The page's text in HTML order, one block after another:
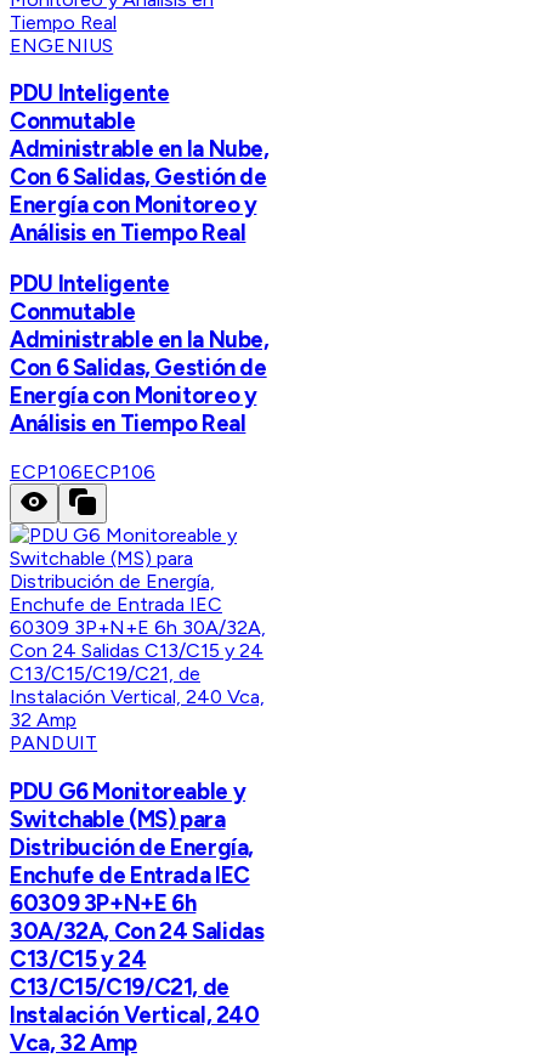
ENGENIUS
PDU Inteligente
Conmutable
Administrable en la Nube,
Con 6 Salidas, Gestión de
Energía con Monitoreo y
Análisis en Tiempo Real
PDU Inteligente
Conmutable
Administrable en la Nube,
Con 6 Salidas, Gestión de
Energía con Monitoreo y
Análisis en Tiempo Real
ECP106ECP106
PANDUIT
PDU G6 Monitoreable y
Switchable (MS) para
Distribución de Energía,
Enchufe de Entrada IEC
60309 3P+N+E 6h
30A/32A, Con 24 Salidas
C13/C15 y 24
C13/C15/C19/C21, de
Instalación Vertical, 240
Vca, 32 Amp